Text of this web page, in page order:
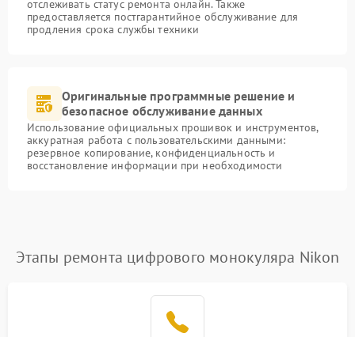
отслеживать статус ремонта онлайн. Также
предоставляется постгарантийное обслуживание для
продления срока службы техники
Оригинальные программные решение и
безопасное обслуживание данных
Использование официальных прошивок и инструментов,
аккуратная работа с пользовательскими данными:
резервное копирование, конфиденциальность и
восстановление информации при необходимости
Этапы ремонта цифрового монокуляра Nikon